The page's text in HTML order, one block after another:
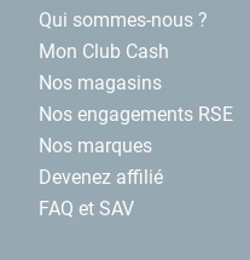
Qui sommes-nous ?
Mon Club Cash
Nos magasins
Nos engagements RSE
Nos marques
Devenez affilié
FAQ et SAV